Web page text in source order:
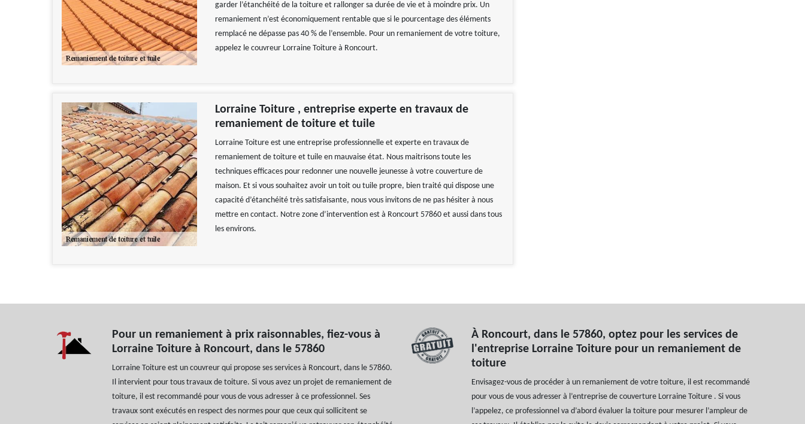
garder l’étanchéité de la toiture et rallonger sa durée de vie et à moindre prix. Un
remaniement n’est économiquement rentable que si le pourcentage des éléments
remplacé ne dépasse pas 40 % de l’ensemble. Pour un remaniement de votre toiture,
appelez le couvreur Lorraine Toiture à Roncourt.
Lorraine Toiture , entreprise experte en travaux de
remaniement de toiture et tuile
Lorraine Toiture est une entreprise professionnelle et experte en travaux de
remaniement de toiture et tuile en mauvaise état. Nous maitrisons toute les
techniques efficaces pour redonner une nouvelle jeunesse à votre couverture de
maison. Et si vous souhaitez avoir un toit ou tuile propre, bien traité qui dispose une
capacité d’étanchéité très satisfaisante, nous vous invitons de ne pas hésiter à nous
mettre en contact. Notre zone d’intervention est à Roncourt 57860 et aussi dans tous
les environs.
Pour un remaniement à prix raisonnables, fiez-vous à
Lorraine Toiture à Roncourt, dans le 57860
Lorraine Toiture est un couvreur qui propose ses services à Roncourt, dans le 57860.
Il intervient pour tous travaux de toiture. Si vous avez un projet de remaniement de
toiture, il est recommandé pour vous de vous adresser à ce professionnel. Ses
travaux sont exécutés en respect des normes pour que ceux qui sollicitent se
À Roncourt, dans le 57860, optez pour les services de
l'entreprise Lorraine Toiture pour un remaniement de
toiture
Envisagez-vous de procéder à un remaniement de votre toiture, il est recommandé
pour vous de vous adresser à l’entreprise de couverture Lorraine Toiture . Si vous
l’appelez, ce professionnel va d’abord évaluer la toiture pour mesurer l’ampleur de